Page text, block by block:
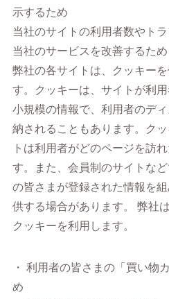
示するため
当社のサイトの利用者数やト
当社のサービスを改善するため
弊社の各サイトは、クッキー
す。クッキーは、サイトが利
小規模の情報で、利用者のデ
納されることもあります。ク
トは利用者がどのページを訪
す。また、会員制のサイトな
の皆さまが登録された情報を
供する場合があります。 弊社
クッキーを利用します。
・ 利用者の皆さまの「買い物
め